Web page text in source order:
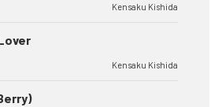
Kensaku Kishida
Kensaku Kishida